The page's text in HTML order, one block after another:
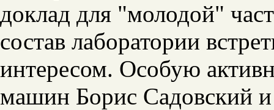
доклад для "молодой"
состав лаборатории
интересом. Особую
машин Борис Садовский